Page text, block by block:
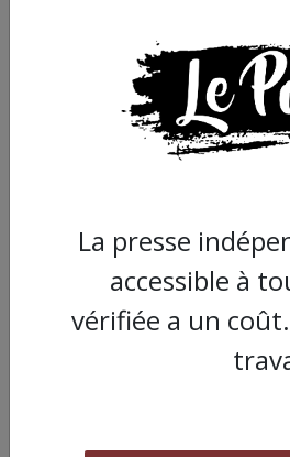
une information
qualité nécessite du
l’argent, surtout
d’être aux ordres de
ses amis… Pourvu que
JE FAIS UN
La presse
accessible à
vérifiée a un